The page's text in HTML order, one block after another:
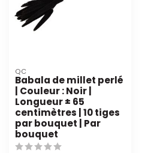
QC
Babala de millet perlé
| Couleur : Noir |
Longueur ± 65
centimètres | 10 tiges
par bouquet | Par
bouquet